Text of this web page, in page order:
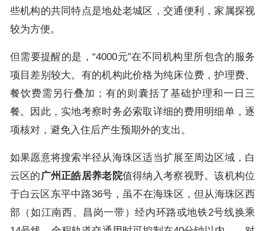
些机构的共同特点是地处老城区，交通便利，家属探视
较为方便。
但需要提醒的是，“4000元”在不同机构里所包含的服务
项目差别较大。有的机构此价格为纯床位费，护理费、
餐饮费需另行叠加；有的则囊括了基础护理和一日三
餐。因此，实地考察时务必索取详细的费用明细单，逐
项核对，避免入住后产生预期外的支出。
如果愿意将搜索半径从海珠区适当扩展至周边区域，白
云区的 广州正皓居养老院值得纳入考察视野。该机构位
于白云区东平中路36号，虽不在海珠区，但从海珠区西
部（如江南西、昌岗一带）经内环路或地铁2号线换乘